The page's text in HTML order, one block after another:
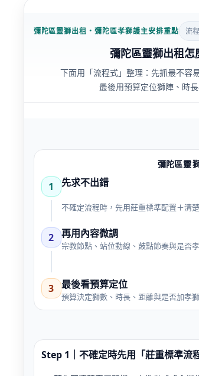
彌陀區靈獅出租・彌陀區孝獅護主安排重點 流
彌陀區靈獅出租怎
下面用「流程式」整理：先抓最不容
最後用預算定位獅陣、時
彌陀區靈
1 先求不出錯
不確定流程時，先用莊重標準配置＋清
2 再用內容微調
宗教節點、站位動線、鼓點節奏與是否
3 最後看預算定位
預算決定獅數、時長、距離與是否加孝
Step 1｜不確定時先用「莊重標準流